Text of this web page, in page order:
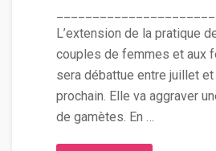
L’extension de la pratique
couples de femmes et aux
sera débattue entre juillet
prochain. Elle va aggraver
de gamètes. En …